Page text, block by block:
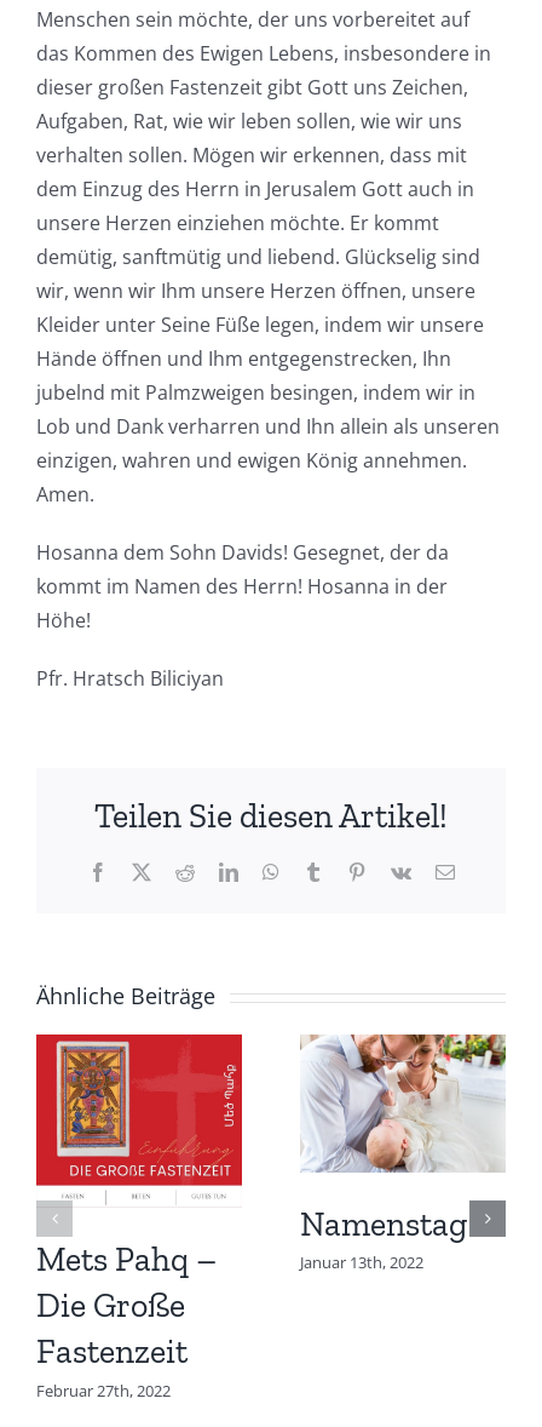
Menschen sein möchte, der uns vorbereitet auf
das Kommen des Ewigen Lebens, insbesondere in
dieser großen Fastenzeit gibt Gott uns Zeichen,
Aufgaben, Rat, wie wir leben sollen, wie wir uns
verhalten sollen. Mögen wir erkennen, dass mit
dem Einzug des Herrn in Jerusalem Gott auch in
unsere Herzen einziehen möchte. Er kommt
demütig, sanftmütig und liebend. Glückselig sind
wir, wenn wir Ihm unsere Herzen öffnen, unsere
Kleider unter Seine Füße legen, indem wir unsere
Hände öffnen und Ihm entgegenstrecken, Ihn
jubelnd mit Palmzweigen besingen, indem wir in
Lob und Dank verharren und Ihn allein als unseren
einzigen, wahren und ewigen König annehmen.
Amen.
Hosanna dem Sohn Davids! Gesegnet, der da
kommt im Namen des Herrn! Hosanna in der
Höhe!
Pfr. Hratsch Biliciyan
Teilen Sie diesen Artikel!
Facebook
X RedditLinkedInWhatsApp
TumblrPinterest
Vk
E-
Ähnliche Beiträge
Mets Pahq –
Die Große
Fastenzeit
Februar 27th, 2022
Namenstag
Januar 13th, 2022